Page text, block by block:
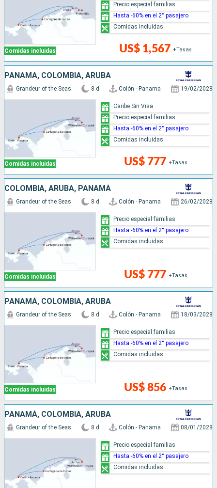
Comidas incluidas US$ 1,567 +Tasas
Precio especial familias
Hasta -60% en el 2° pasajero
Comidas incluidas
PANAMÁ, COLOMBIA, ARUBA
Comidas incluidas
Grandeur of the Seas 8 d Colón - Panama 19/02/2028
US$ 777 +Tasas
Caribe Sin Visa
Precio especial familias
Hasta -60% en el 2° pasajero
Comidas incluidas
COLOMBIA, ARUBA, PANAMÁ
Comidas incluidas
Grandeur of the Seas 8 d Colón - Panama 26/02/2028
US$ 777 +Tasas
Precio especial familias
Hasta -60% en el 2° pasajero
Comidas incluidas
PANAMÁ, COLOMBIA, ARUBA
Comidas incluidas
Grandeur of the Seas 8 d Colón - Panama 18/03/2028
US$ 856 +Tasas
Precio especial familias
Hasta -60% en el 2° pasajero
Comidas incluidas
PANAMÁ, COLOMBIA, ARUBA
Grandeur of the Seas 8 d Colón - Panama 08/01/2028
Precio especial familias
Hasta -60% en el 2° pasajero
Comidas incluidas